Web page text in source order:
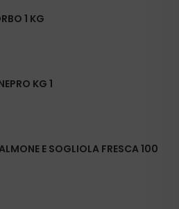
1 KG
KG 1
E SOGLIOLA FRESCA 100